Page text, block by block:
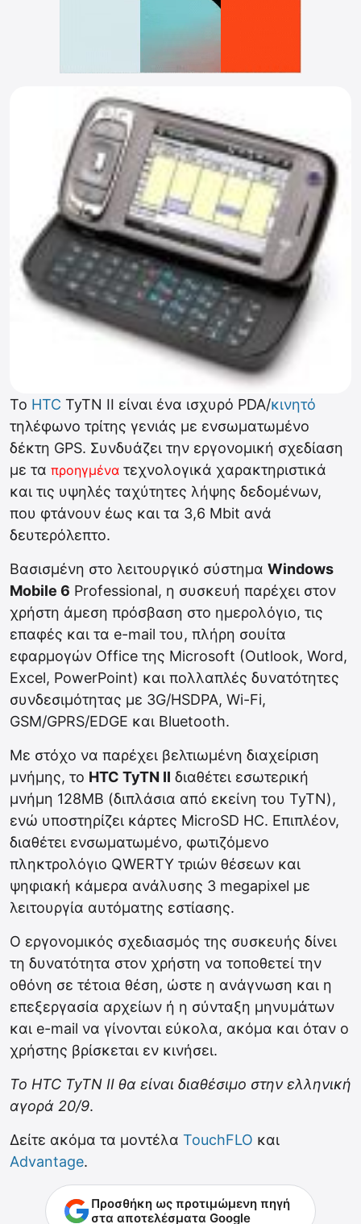
Το HTC TyTN II είναι ένα ισχυρό PDA/κινητό
τηλέφωνο τρίτης γενιάς με ενσωματωμένο
δέκτη GPS. Συνδυάζει την εργονομική σχεδίαση
με τα προηγμένα τεχνολογικά χαρακτηριστικά
και τις υψηλές ταχύτητες λήψης δεδομένων,
που φτάνουν έως και τα 3,6 Mbit ανά
δευτερόλεπτο.
Βασισμένη στο λειτουργικό σύστημα Windows
Mobile 6 Professional, η συσκευή παρέχει στον
χρήστη άμεση πρόσβαση στο ημερολόγιο, τις
επαφές και τα e-mail του, πλήρη σουίτα
εφαρμογών Office της Microsoft (Outlook, Word,
Excel, PowerPoint) και πολλαπλές δυνατότητες
συνδεσιμότητας με 3G/HSDPA, Wi-Fi,
GSM/GPRS/EDGE και Bluetooth.
Με στόχο να παρέχει βελτιωμένη διαχείριση
μνήμης, το HTC TyTN II διαθέτει εσωτερική
μνήμη 128ΜΒ (διπλάσια από εκείνη του TyTN),
ενώ υποστηρίζει κάρτες MicroSD HC. Επιπλέον,
διαθέτει ενσωματωμένο, φωτιζόμενο
πληκτρολόγιο QWERTY τριών θέσεων και
ψηφιακή κάμερα ανάλυσης 3 megapixel με
λειτουργία αυτόματης εστίασης.
Ο εργονομικός σχεδιασμός της συσκευής δίνει
τη δυνατότητα στον χρήστη να τοποθετεί την
οθόνη σε τέτοια θέση, ώστε η ανάγνωση και η
επεξεργασία αρχείων ή η σύνταξη μηνυμάτων
και e-mail να γίνονται εύκολα, ακόμα και όταν ο
χρήστης βρίσκεται εν κινήσει.
Το HTC TyTN II θα είναι διαθέσιμο στην ελληνική
αγορά 20/9.
Δείτε ακόμα τα μοντέλα TouchFLO και
Advantage.
Προσθήκη ως προτιμώμενη πηγή
στα αποτελέσματα Google